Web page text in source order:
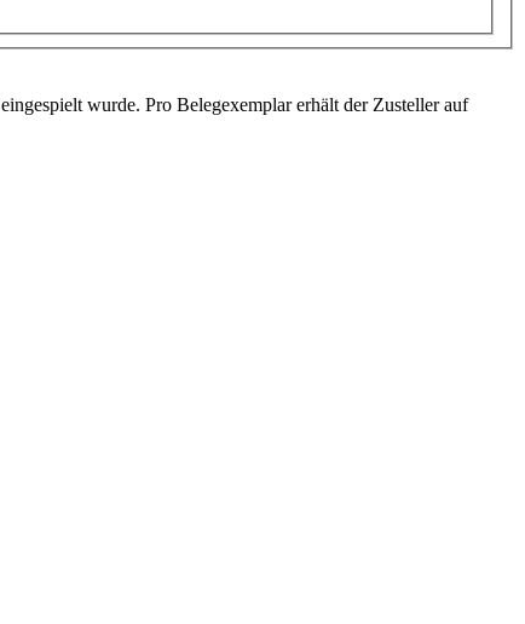
wurde. Pro Belegexemplar erhält der Zusteller auf